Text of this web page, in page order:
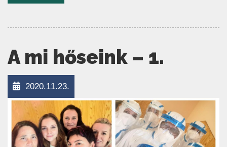
A mi hőseink – 1.
2020.11.23.